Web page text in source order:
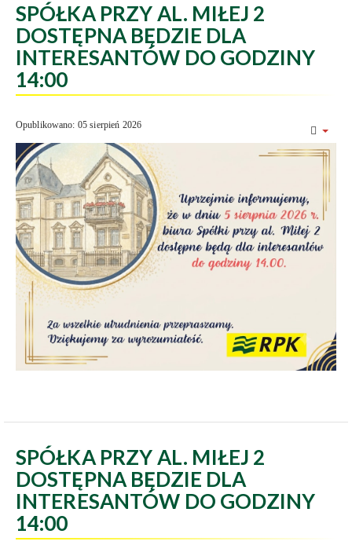
SPÓŁKA PRZY AL. MIŁEJ 2
DOSTĘPNA BĘDZIE DLA
INTERESANTÓW DO GODZINY
14:00
Opublikowano: 05 sierpień 2026
SPÓŁKA PRZY AL. MIŁEJ 2
DOSTĘPNA BĘDZIE DLA
INTERESANTÓW DO GODZINY
14:00